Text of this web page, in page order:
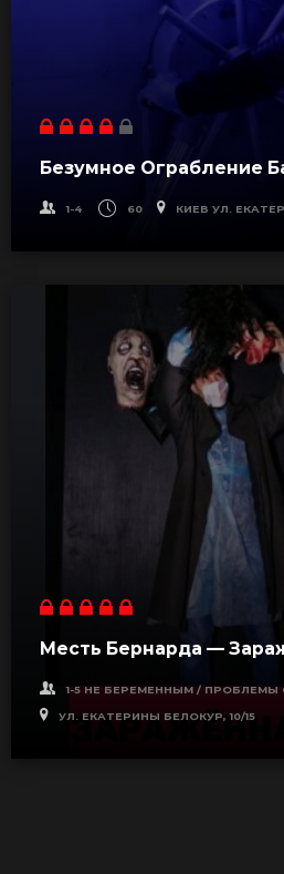
Безумное Ограбление
1-4 60 КИЕВ УЛ.
Месть Бернарда —
1-5 НЕ БЕРЕМЕННЫМ / ПРОБЛЕМЫ
УЛ. ЕКАТЕРИНЫ БEЛОКУР, 10/15